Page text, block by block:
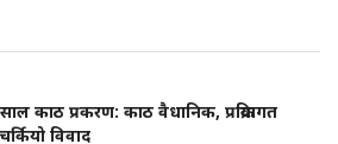
काठ प्रकरण: काठ वैधानिक, प्रक्रियागत
विवाद